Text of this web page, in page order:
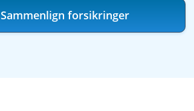
Sammenlign forsikringer